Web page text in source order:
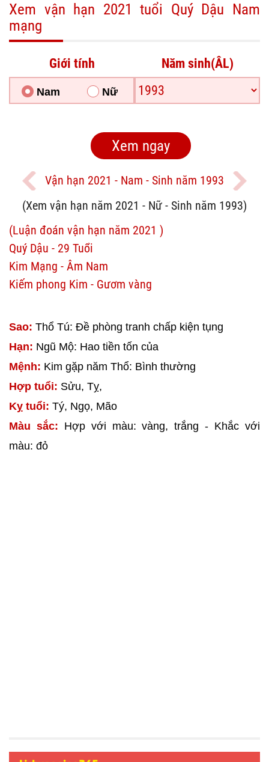
Xem vận hạn 2021 tuổi Quý Dậu Nam
mạng
Giới tính
Nam Nữ
Năm sinh(ÂL)
Vận hạn 2021 - Nam - Sinh năm 1993
(Xem vận hạn năm 2021 - Nữ - Sinh năm 1993)
(Luận đoán vận hạn năm 2021 )
Quý Dậu - 29 Tuổi
Kim Mạng - Âm Nam
Kiếm phong Kim - Gươm vàng
Sao: Thổ Tú: Đề phòng tranh chấp kiện tụng
Hạn: Ngũ Mộ: Hao tiền tốn của
Mệnh: Kim gặp năm Thổ: Bình thường
Hợp tuổi: Sửu, Tỵ,
Kỵ tuổi: Tý, Ngọ, Mão
Màu sắc: Hợp với màu: vàng, trắng - Khắc với
màu: đỏ